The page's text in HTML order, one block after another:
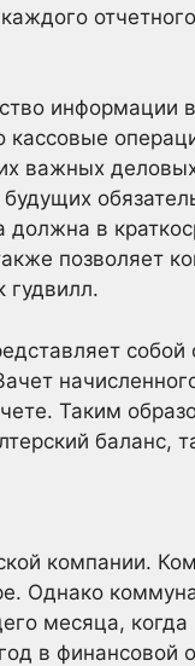
информации
кассовые
важных
должна в
позволяет
гудвилл.
собой
Таким
баланс,
компании.
Однако
месяца, когда
в финансовой